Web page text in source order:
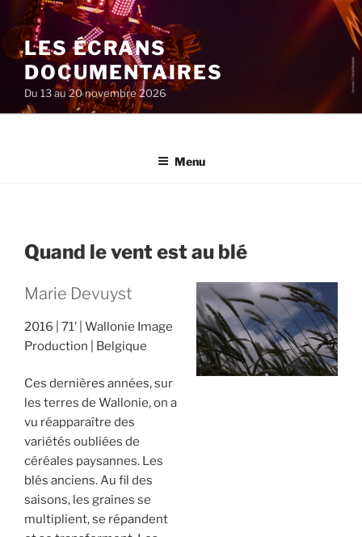
au
contenu
principal
LES ÉCRANS
DOCUMENTAIRES
Du 13 au 20 novembre 2026
Menu
Quand le vent est au blé
Marie Devuyst
2016 71’ Wallonie Image
Production
Belgique
Ces dernières années, sur
les terres de Wallonie, on a
vu réapparaître des
variétés oubliées de
céréales paysannes. Les
blés anciens. Au fil des
saisons, les graines se
multiplient, se répandent